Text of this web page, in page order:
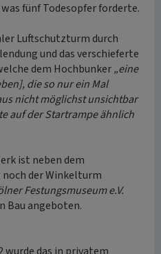
fünf Todesopfer forderte.
Luftschutzturm durch
und das verschieferte
dem Hochbunker„eine
die so nur ein Mal
nicht möglichst unsichtbar
auf der Startrampe ähnlich
ist neben dem
der Winkelturm
Festungsmuseum e.V.
Bau angeboten.